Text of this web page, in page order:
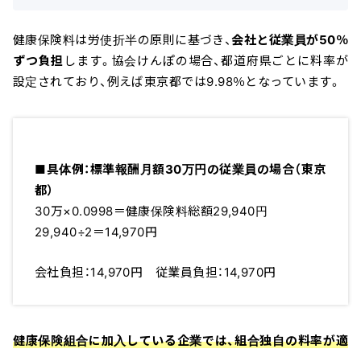
健康保険料は労使折半の原則に基づき、会社と従業員が50％
ずつ負担 します。協会けんぽの場合、都道府県ごとに料率が
設定されており、例えば東京都では9.98％となっています。
■具体例：標準報酬月額30万円の従業員の場合（東京
都）
30万×0.0998＝健康保険料総額29,940円
29,940÷2＝14,970円
会社負担：14,970円 従業員負担：14,970円
健康保険組合に加入している企業では、組合独自の料率が適